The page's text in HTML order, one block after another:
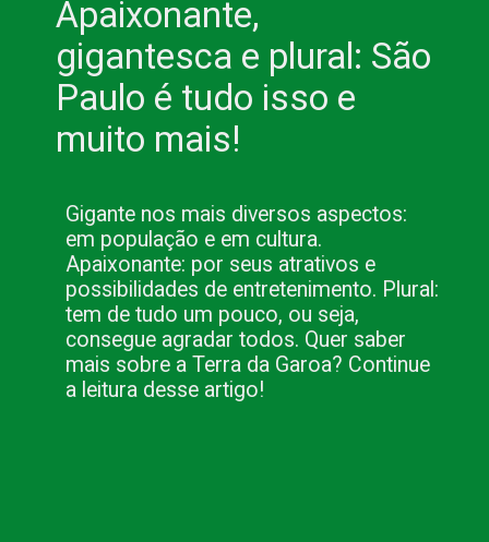
Apaixonante,
gigantesca e plural: São
Paulo é tudo isso e
muito mais!
Gigante nos mais diversos aspectos:
em população e em cultura.
Apaixonante: por seus atrativos e
possibilidades de entretenimento. Plural:
tem de tudo um pouco, ou seja,
consegue agradar todos. Quer saber
mais sobre a Terra da Garoa? Continue
a leitura desse artigo!